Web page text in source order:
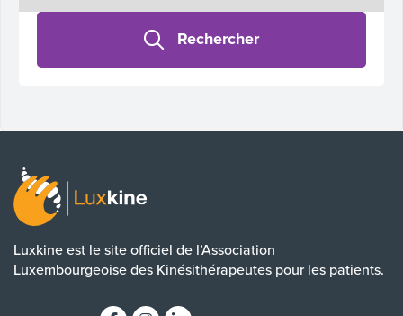
Rechercher
Luxkine est le site officiel de l’Association
Luxembourgeoise des Kinésithérapeutes pour les patients.